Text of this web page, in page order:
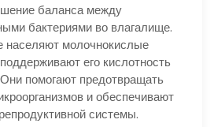
баланса между
бактериями во влагалище.
молочнокислые
его кислотность
помогают предотвращать
и обеспечивают
системы.